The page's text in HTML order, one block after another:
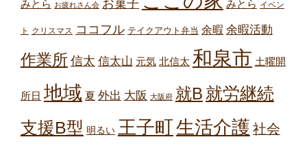
みとら お疲れさん会 お菓子 みとら イベン
ト クリスマス ココフル テイクアウト弁当 余暇 余暇活動
作業所 信太 信太山 元気 北信太 和泉市 土曜開
所日 地域 夏 外出 大阪 大阪府 就B 就労継続
支援B型 明るい 王子町生活介護 社会